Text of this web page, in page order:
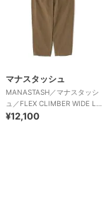
マナスタッシュ
MANASTASH／マナスタッシ
ュ／FLEX CLIMBER WIDE LEG
PANTS
¥12,100